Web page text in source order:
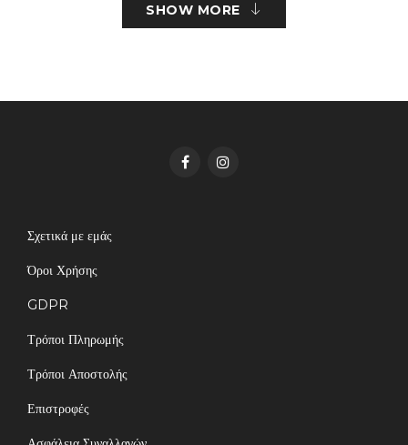
SHOW MORE
Σχετικά με εμάς
Όροι Χρήσης
GDPR
Τρόποι Πληρωμής
Τρόποι Αποστολής
Επιστροφές